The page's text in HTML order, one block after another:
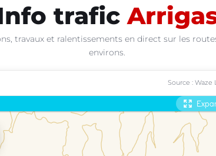
trafic
travaux et ralentissements en direct sur les
environs.
Source : Waze